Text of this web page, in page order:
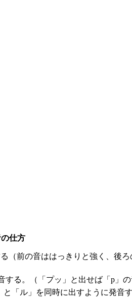
仕方
（前の音ははっきりと強く、後
る。（「プッ」と出せば「p」の
「ル」を同時に出すように発音す